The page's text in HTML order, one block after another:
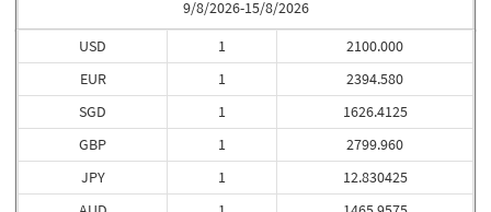
9/8/2026-15/8/2026
USD
EUR
SGD
GBP
JPY
1
1
1
1
1
2100.000
2394.580
1626.4125
2799.960
12.830425